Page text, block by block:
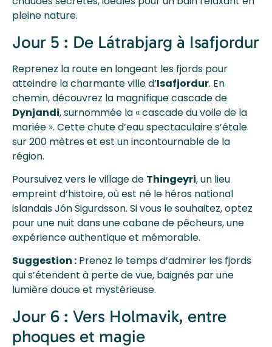
pleine nature.
Jour 5 : De Látrabjarg à Isafjordur
Reprenez la route en longeant les fjords pour
atteindre la charmante ville d’Isafjordur. En
chemin, découvrez la magnifique cascade de
Dynjandi, surnommée la « cascade du voile de la
mariée ». Cette chute d’eau spectaculaire s’étale
sur 200 mètres et est un incontournable de la
région.
Poursuivez vers le village de Thingeyri, un lieu
empreint d’histoire, où est né le héros national
islandais Jón Sigurdsson. Si vous le souhaitez, optez
pour une nuit dans une cabane de pêcheurs, une
expérience authentique et mémorable.
Suggestion : Prenez le temps d’admirer les fjords
qui s’étendent à perte de vue, baignés par une
lumière douce et mystérieuse.
Jour 6 : Vers Holmavik, entre
phoques et magie